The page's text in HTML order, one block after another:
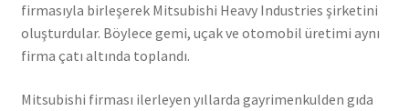
firmasıyla birleşerek Mitsubishi Heavy Industries şirketini
oluşturdular. Böylece gemi, uçak ve otomobil üretimi aynı
firma çatı altında toplandı.
Mitsubishi firması ilerleyen yıllarda gayrimenkulden gıda